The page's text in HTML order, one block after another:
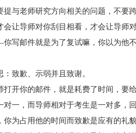
老师研究方向相关的问题，不要跨
导师对你刮目相看，才会让导师
写邮件就是为了复试嘛，你以为他
致歉、示弱并且致谢。
你的邮件，就是耗费了时间，要给
，而导师相对于考生是一对多，
为占用他的时间而致歉是应有的礼